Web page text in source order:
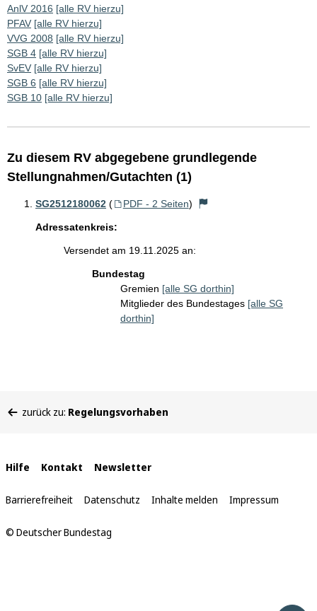
AnlV 2016 [alle RV hierzu]
PFAV [alle RV hierzu]
VVG 2008 [alle RV hierzu]
SGB 4 [alle RV hierzu]
SvEV [alle RV hierzu]
SGB 6 [alle RV hierzu]
SGB 10 [alle RV hierzu]
Zu diesem RV abgegebene grundlegende
Stellungnahmen/Gutachten (1)
SG2512180062 ( PDF - 2 Seiten)
Adressatenkreis:
Versendet am 19.11.2025 an:
Bundestag
Gremien [alle SG dorthin]
Mitglieder des Bundestages [alle SG
dorthin]
befinden
zurück zu: Regelungsvorhaben
Interne
Links
Hilfe Kontakt Newsletter
Barrierefreiheit Datenschutz Inhalte melden Impressum
© Deutscher Bundestag